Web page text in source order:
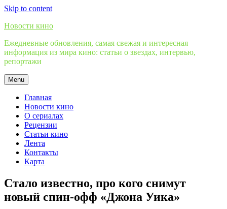
Skip to content
Новости кино
Ежедневные обновления, самая свежая и интересная
информация из мира кино: статьи о звездах, интервью,
репортажи
Menu
Главная
Новости кино
О сериалах
Рецензии
Статьи кино
Лента
Контакты
Карта
Стало известно, про кого снимут
новый спин-офф «Джона Уика»